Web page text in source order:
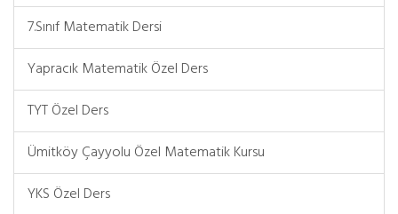
7.Sınıf Matematik Dersi
Yapracık Matematik Özel Ders
TYT Özel Ders
Ümitköy Çayyolu Özel Matematik Kursu
YKS Özel Ders